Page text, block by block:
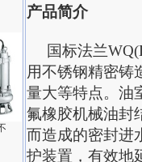
产品简介
国标法兰
用不锈钢精密铸
量大等特点。油
氟橡胶机械油封
而造成的密封进
护装置，有效地